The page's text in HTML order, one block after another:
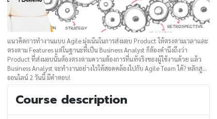
แนวคิดการทำงานแบบ Agile มุ่งเน้นในการส่งมอบ Product ให้ตรงตามเวลาและ
ตรงตาม Features แต่ในฐานะที่เป็น Business Analyst ก็ต้องคำนึงถึงว่า
Product ที่ส่งมอบนั้นต้องตรงตามความต้องการที่แท้จริงของผู้ใช้งานด้วย แล้ว
Business Analyst จะทำงานอย่างไรให้สอดคล้องไปกับ Agile Team ได้? หลักสูตร
ออนไลน์ 2 วันนี้ มีคำตอบ!
Course description